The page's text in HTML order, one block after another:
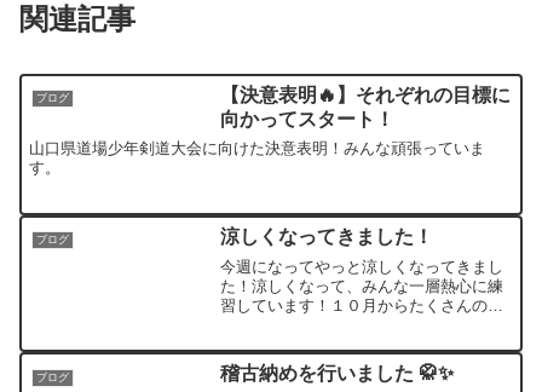
関連記事
ブログ
【決意表明🔥】それぞれの目標に
向かってスタート！
山口県道場少年剣道大会に向けた決意表明！みんな頑張っていま
す。
ブログ 涼しくなってきました！
今週になってやっと涼しくなってきまし
た！涼しくなって、みんな一層熱心に練
習しています！１０月からたくさんの大
心館(@ogoorikensinkan)がシェア...
ブログ 稽古納めを行いました 🥋✨